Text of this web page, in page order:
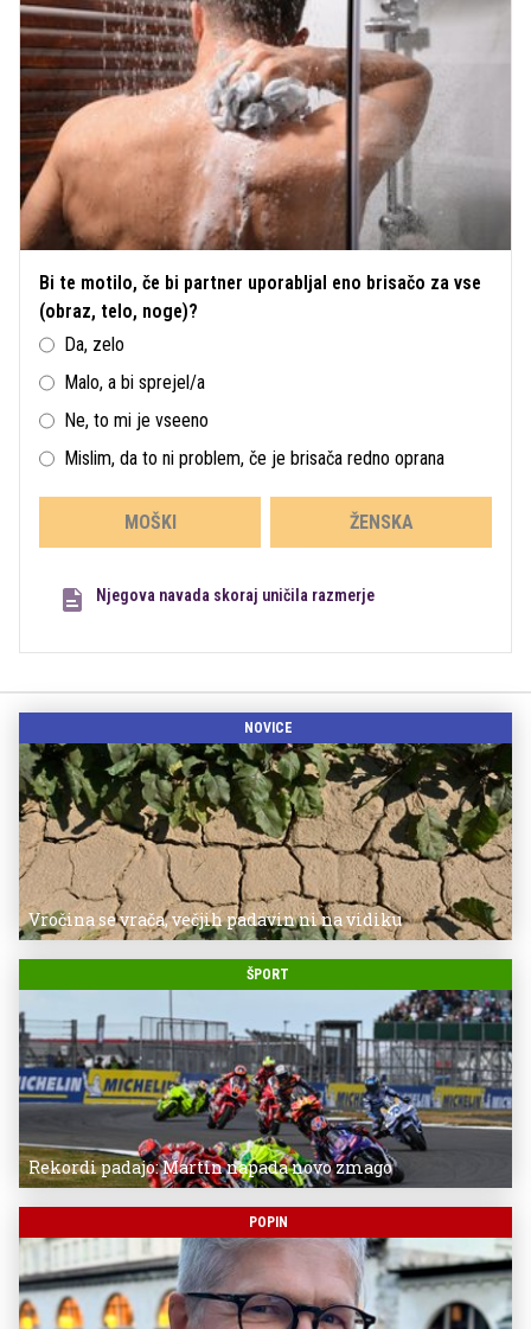
Bi te motilo, če bi partner uporabljal eno brisačo za vse
(obraz, telo, noge)?
Da, zelo
Malo, a bi sprejel/a
Ne, to mi je vseeno
Mislim, da to ni problem, če je brisača redno oprana
MOŠKI ŽENSKA
Njegova navada skoraj uničila razmerje
NOVICE
Vročina se vrača, večjih padavin ni na vidiku
ŠPORT
Rekordi padajo: Martin napada novo zmago
POPIN